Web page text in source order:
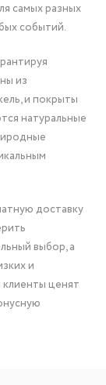
самых разных
событий.
из
и покрыты
натуральные
доставку
выбор, а
и
ценят